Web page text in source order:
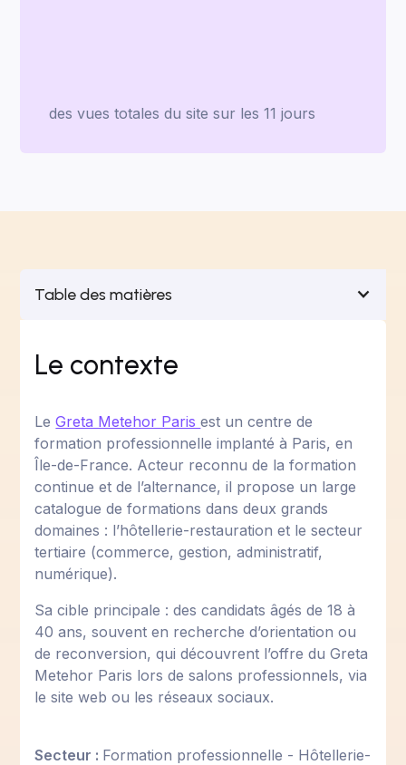
des vues totales du site sur les 11 jours
Table des matières
Le contexte
LeGreta Metehor Parisest un centre de
formation professionnelle implanté à Paris, en
Île-de-France. Acteur reconnu de la formation
continue et de l’alternance, il propose un large
catalogue de formations dans deux grands
domaines : l’hôtellerie-restauration et le secteur
tertiaire (commerce, gestion, administratif,
numérique).
Sa cible principale : des candidats âgés de 18 à
40 ans, souvent en recherche d’orientation ou
de reconversion, qui découvrent l’offre du Greta
Metehor Paris lors de salons professionnels, via
le site web ou les réseaux sociaux.
Secteur : Formation professionnelle - Hôtellerie-